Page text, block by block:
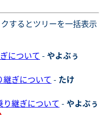
するとツリーを一括表示
について - やよぶぅ
継ぎについて - たけ
り継ぎについて - やよぶぅ